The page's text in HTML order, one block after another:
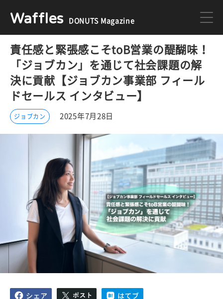
Waffles DONUTS Magazine
DONUTS ジョブカン
ミクチャ ゲーム
医療
DONUTSの採用情報はこちら
責任感と緊張感こそtoB営業の醍醐味！
「ジョブカン」を通じて社会課題の解
決に貢献【ジョブカン事業部 フィール
ドセールス インタビュー】
ジョブカン 2025年7月28日